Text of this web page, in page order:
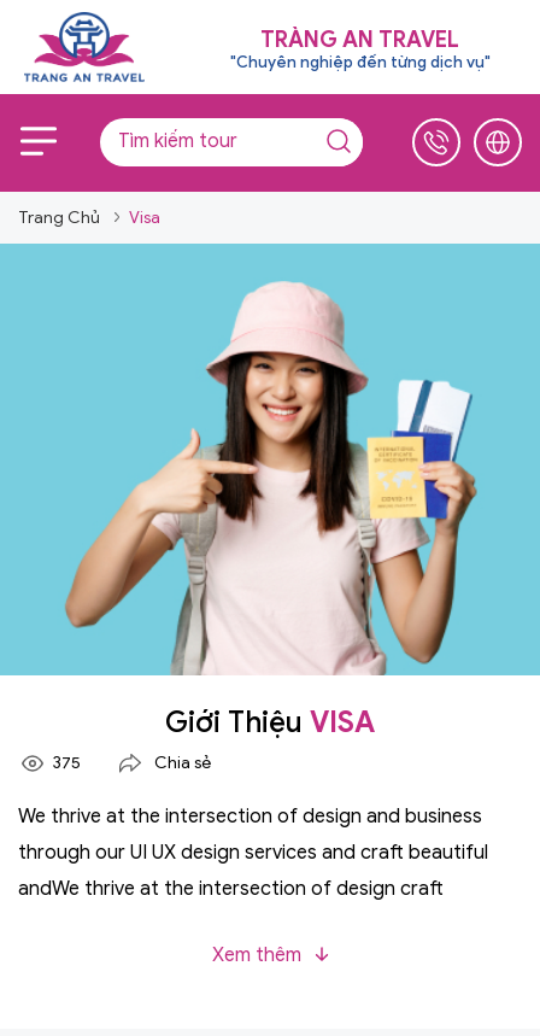
TRÀNG AN TRAVEL
"Chuyên nghiệp đến từng dịch vụ"
Trang Chủ Visa
Giới Thiệu VISA
375 Chia sẻ
We thrive at the intersection of design and business
through our UI UX design services and craft beautiful
andWe thrive at the intersection of design craft
designintersection of design craft beautiful andWe
Xem thêm